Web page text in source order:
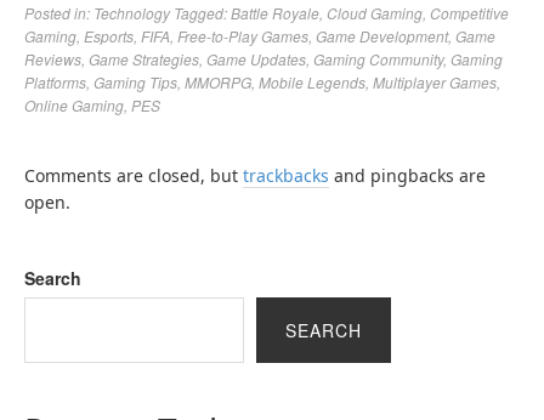
Posted in: Technology Tagged:Battle Royale Cloud Gaming Competitive
Gaming Esports FIFA Free-to-Play Games Game Development, Game
Reviews Game Strategies Game Updates Gaming Community, Gaming
Platforms Gaming Tips MMORPG Mobile Legends Multiplayer Games
Online Gaming PES
Comments are closed, but trackbacks and pingbacks are
open.
Search
SEARCH